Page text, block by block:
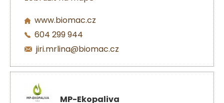
www.biomac.cz
604 299 944
jiri.mrlina@biomac.cz
MP-Ekopaliva